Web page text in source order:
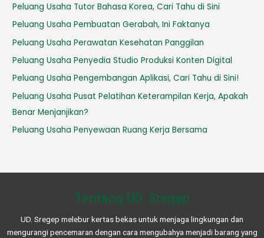
Peluang Usaha Tutor Bahasa Korea, Cari Tahu di Sini
Peluang Usaha Pembuatan Gerabah, Ini Faktanya
Peluang Usaha Perawatan Kesehatan Panggilan
Peluang Usaha Penyedia Studio Produksi Konten Digital
Peluang Usaha Pengembangan Aplikasi, Cari Tahu di Sini!
Peluang Usaha Pusat Pelatihan Keterampilan Kerja, Apakah
Benar Menjanjikan?
Peluang Usaha Penyewaan Ruang Kerja Bersama
Tentang UD. Sregep
UD. Sregep melebur kertas bekas untuk menjaga lingkungan dan
mengurangi pencemaran dengan cara mengubahya menjadi barang yang